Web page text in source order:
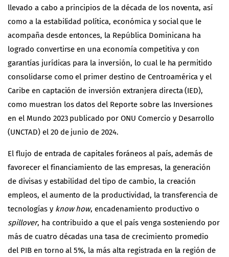
llevado a cabo a principios de la década de los noventa, así
como a la estabilidad política, económica y social que le
acompaña desde entonces, la República Dominicana ha
logrado convertirse en una economía competitiva y con
garantías jurídicas para la inversión, lo cual le ha permitido
consolidarse como el primer destino de Centroamérica y el
Caribe en captación de inversión extranjera directa (IED),
como muestran los datos del Reporte sobre las Inversiones
en el Mundo 2023 publicado por ONU Comercio y Desarrollo
(UNCTAD) el 20 de junio de 2024.
El flujo de entrada de capitales foráneos al país, además de
favorecer el financiamiento de las empresas, la generación
de divisas y estabilidad del tipo de cambio, la creación
empleos, el aumento de la productividad, la transferencia de
tecnologías yknow how, encadenamiento productivo o
spillover, ha contribuido a que el país venga sosteniendo por
más de cuatro décadas una tasa de crecimiento promedio
del PIB en torno al 5%, la más alta registrada en la región de